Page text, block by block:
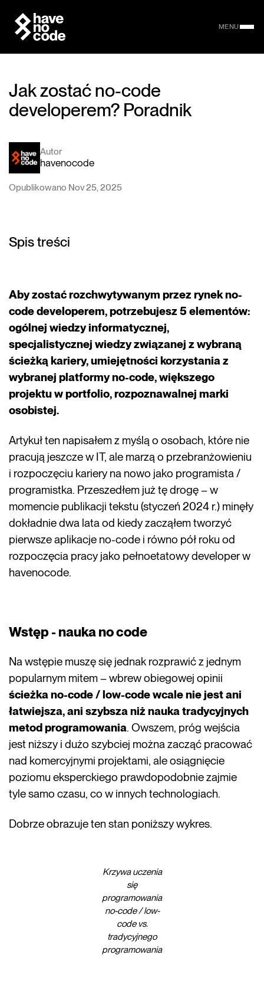
MENU
Jak zostać no-code
developerem? Poradnik
Autor
havenocode
Opublikowano Nov 25, 2025
Spis treści
Aby zostać rozchwytywanym przez rynek no-
code developerem, potrzebujesz 5 elementów:
ogólnej wiedzy informatycznej,
specjalistycznej wiedzy związanej z wybraną
ścieżką kariery, umiejętności korzystania z
wybranej platformy no-code, większego
projektu w portfolio, rozpoznawalnej marki
osobistej.
Artykuł ten napisałem z myślą o osobach, które nie
pracują jeszcze w IT, ale marzą o przebranżowieniu
i rozpoczęciu kariery na nowo jako programista /
programistka. Przeszedłem już tę drogę – w
momencie publikacji tekstu (styczeń 2024 r.) minęły
dokładnie dwa lata od kiedy zacząłem tworzyć
pierwsze aplikacje no-code i równo pół roku od
rozpoczęcia pracy jako pełnoetatowy developer w
havenocode.
Wstęp - nauka no code
Na wstępie muszę się jednak rozprawić z jednym
popularnym mitem – wbrew obiegowej opinii
ścieżka no-code / low-code wcale nie jest ani
łatwiejsza, ani szybsza niż nauka tradycyjnych
metod programowania. Owszem, próg wejścia
jest niższy i dużo szybciej można zacząć pracować
nad komercyjnymi projektami, ale osiągnięcie
poziomu eksperckiego prawdopodobnie zajmie
tyle samo czasu, co w innych technologiach.
Dobrze obrazuje ten stan poniższy wykres.
Krzywa uczenia
się
programowania
no-code / low-
code vs.
tradycyjnego
programowania